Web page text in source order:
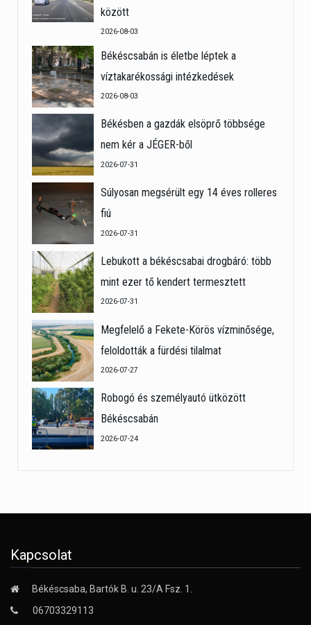
között
2026-08-03
Békéscsabán is életbe léptek a
víztakarékossági intézkedések
2026-08-03
Békésben a gazdák elsöprő többsége
nem kér a JÉGER-ből
2026-07-31
Súlyosan megsérült egy 14 éves rolleres
fiú
2026-07-31
Lebukott a békéscsabai drogbáró: több
mint ezer tő kendert termesztett
2026-07-31
Megfelelő a Fekete-Körös vízminősége,
feloldották a fürdési tilalmat
2026-07-27
Robogó és személyautó ütközött
Békéscsabán
2026-07-24
Kapcsolat
Békéscsaba, Bartók B. u. 23/A Fsz. 1.
06703329113